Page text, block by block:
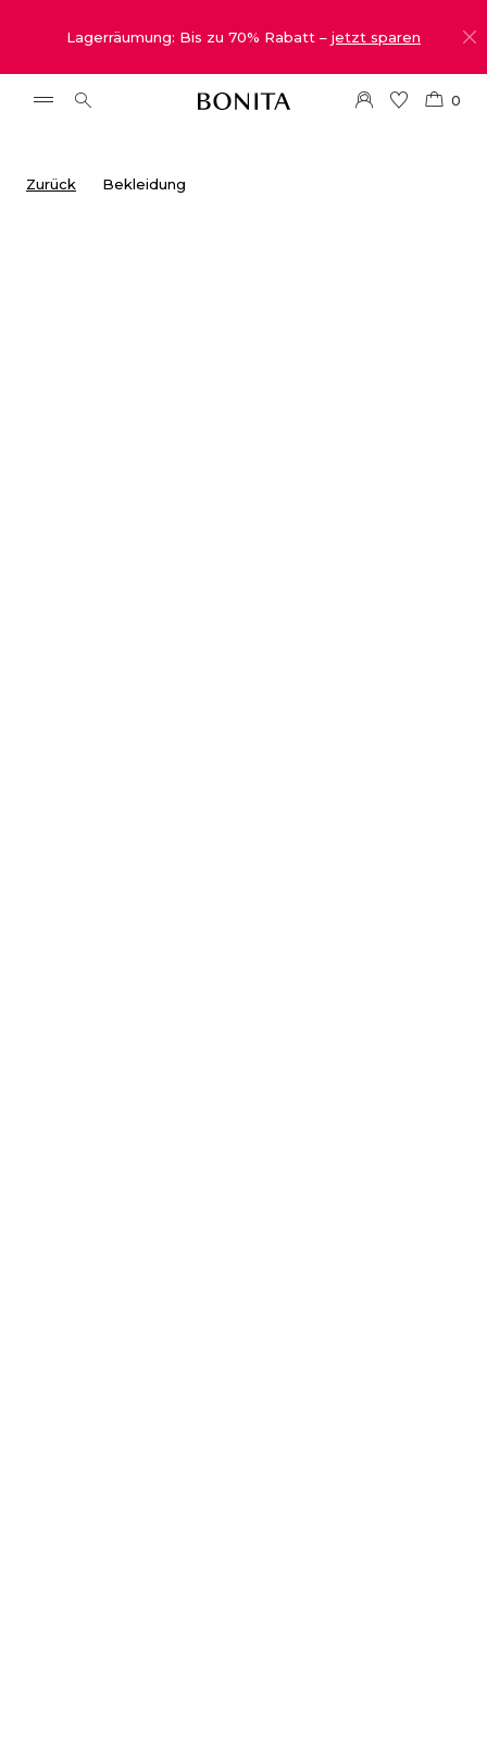
Lagerräumung: Bis zu 70% Rabatt – jetzt sparen
0
Zurück Bekleidung